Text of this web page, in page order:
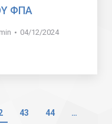
ΦΠΑ
04/12/2024
43 44 …